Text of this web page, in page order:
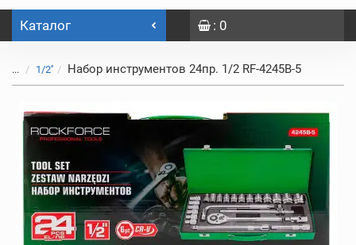
Каталог : 0
... 1/2'' Набор инструментов 24пр. 1/2 RF-4245B-5